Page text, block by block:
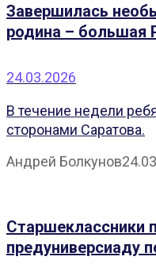
Завершилась
родина – большая
24.03.2026
В течение недели
сторонами Саратова.
Андрей Болкунов
Старшеклассники
предуниверсиаду